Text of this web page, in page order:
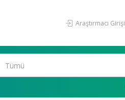
Araştırmacı Girişi